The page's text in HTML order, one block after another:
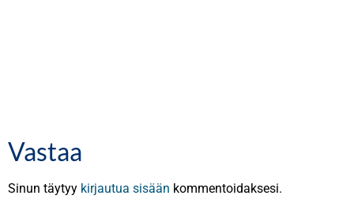
Vastaa
Sinun täytyy kirjautua sisään kommentoidaksesi.